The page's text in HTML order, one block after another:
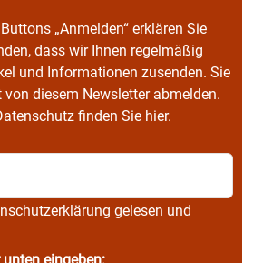
„Anmelden“ erklären Sie
dass wir Ihnen regelmäßig
und Informationen zusenden. Sie
diesem Newsletter abmelden.
finden Sie hier.
gelesen und